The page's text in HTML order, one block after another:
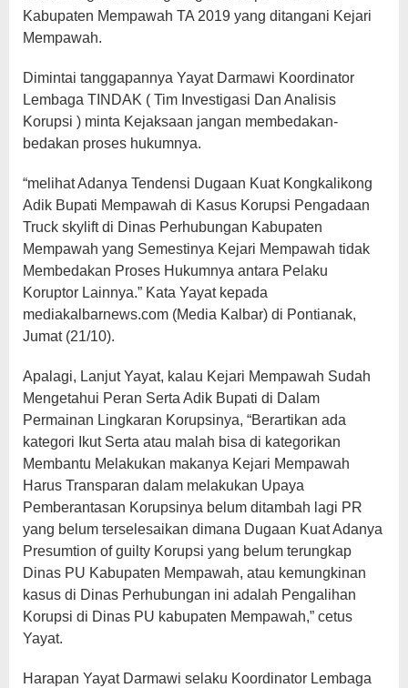
Kabupaten Mempawah TA 2019 yang ditangani Kejari
Mempawah.
Dimintai tanggapannya Yayat Darmawi Koordinator
Lembaga TINDAK ( Tim Investigasi Dan Analisis
Korupsi ) minta Kejaksaan jangan membedakan-
bedakan proses hukumnya.
“melihat Adanya Tendensi Dugaan Kuat Kongkalikong
Adik Bupati Mempawah di Kasus Korupsi Pengadaan
Truck skylift di Dinas Perhubungan Kabupaten
Mempawah yang Semestinya Kejari Mempawah tidak
Membedakan Proses Hukumnya antara Pelaku
Koruptor Lainnya.” Kata Yayat kepada
mediakalbarnews.com (Media Kalbar) di Pontianak,
Jumat (21/10).
Apalagi, Lanjut Yayat, kalau Kejari Mempawah Sudah
Mengetahui Peran Serta Adik Bupati di Dalam
Permainan Lingkaran Korupsinya, “Berartikan ada
kategori Ikut Serta atau malah bisa di kategorikan
Membantu Melakukan makanya Kejari Mempawah
Harus Transparan dalam melakukan Upaya
Pemberantasan Korupsinya belum ditambah lagi PR
yang belum terselesaikan dimana Dugaan Kuat Adanya
Presumtion of guilty Korupsi yang belum terungkap
Dinas PU Kabupaten Mempawah, atau kemungkinan
kasus di Dinas Perhubungan ini adalah Pengalihan
Korupsi di Dinas PU kabupaten Mempawah,” cetus
Yayat.
Harapan Yayat Darmawi selaku Koordinator Lembaga